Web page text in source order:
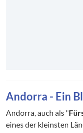
Andorra - Ein
Andorra, auch als "
eines der kleinsten